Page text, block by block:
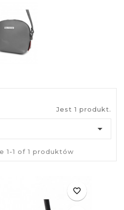
Jest 1 produkt.

1-1 of 1 produktów
favorite_border